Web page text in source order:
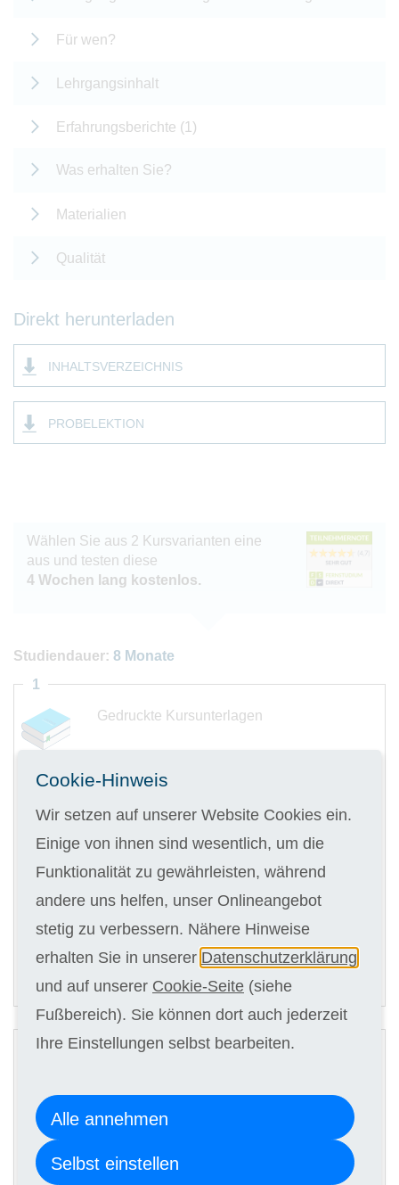
Für wen?
Lehrgangsinhalt
Erfahrungsberichte (1)
Was erhalten Sie?
Materialien
Qualität
Direkt herunterladen
INHALTSVERZEICHNIS
PROBELEKTION
Wählen Sie aus 2 Kursvarianten eine
aus und testen diese
4 Wochen lang kostenlos.
Studiendauer: 8 Monate
Gedruckte Kursunterlagen
Digitale Kursunterlagen
8 x 129,00 €
1
Kursgebühr
8 x 119,00 €
Cookie-Hinweis
Wir setzen auf unserer Website Cookies ein.
Einige von ihnen sind wesentlich, um die
Funktionalität zu gewährleisten, während
andere uns helfen, unser Onlineangebot
stetig zu verbessern. Nähere Hinweise
erhalten Sie in unserer Datenschutzerklärung
und auf unserer Cookie-Seite (siehe
Fußbereich). Sie können dort auch jederzeit
Ihre Einstellungen selbst bearbeiten.
Alle annehmen
Selbst einstellen